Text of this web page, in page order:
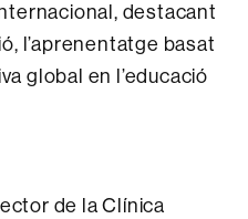
destacant
l’aprenentatge basat
global en l’educació
de la Clínica